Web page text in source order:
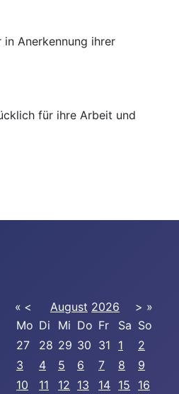
Anerkennung ihrer
für ihre Arbeit und
« < August 2026 > »
Mo Di Mi Do Fr Sa So
27
28 29 30 31 1
2
3
4 5 6 7 8
9
10
11 12 13 14 15 16